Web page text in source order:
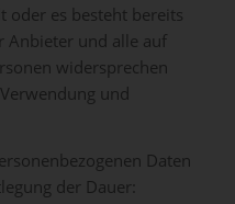
oder es besteht bereits
Anbieter und alle auf
widersprechen
und
Daten
der Dauer: